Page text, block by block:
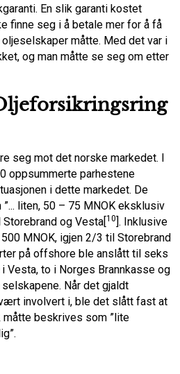
En slik garanti kostet
finne seg i å betale mer for å få
måtte. Med det var i
og man måtte se seg om etter
seg mot det norske markedet. I
oppsummerte parhestene
i dette markedet. De
liten, 50 – 75 MNOK eksklusiv
og Vesta[10]. Inklusive
MNOK, igjen 2/3 til Storebrand
på offshore ble anslått til seks
Vesta, to i Norges Brannkasse og
Når det gjaldt
involvert i, ble det slått fast at
beskrives som ”lite